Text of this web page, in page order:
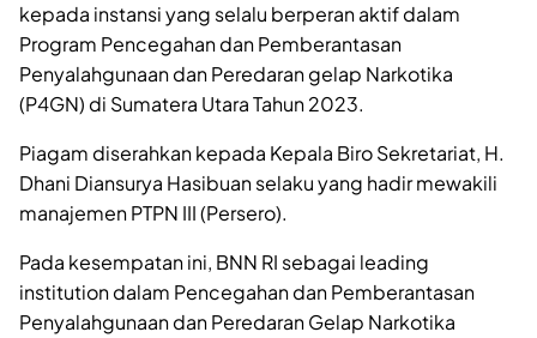
kepada instansi yang selalu berperan aktif dalam
Program Pencegahan dan Pemberantasan
Penyalahgunaan dan Peredaran gelap Narkotika
(P4GN) di Sumatera Utara Tahun 2023.
Piagam diserahkan kepada Kepala Biro Sekretariat, H.
Dhani Diansurya Hasibuan selaku yang hadir mewakili
manajemen PTPN III (Persero).
Pada kesempatan ini, BNN RI sebagai leading
institution dalam Pencegahan dan Pemberantasan
Penyalahgunaan dan Peredaran Gelap Narkotika